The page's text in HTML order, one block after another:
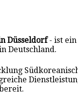
Düsseldorf- ist
Deutschland.